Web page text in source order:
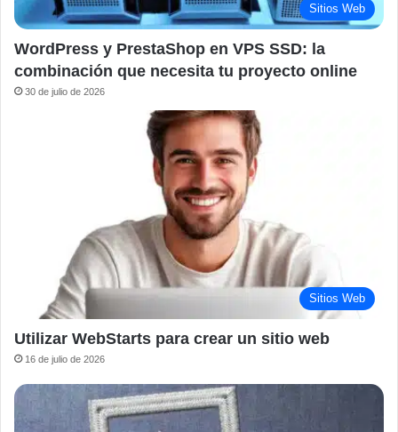
Sitios Web
WordPress y PrestaShop en VPS SSD: la
combinación que necesita tu proyecto online
30 de julio de 2026
Sitios Web
Utilizar WebStarts para crear un sitio web
16 de julio de 2026